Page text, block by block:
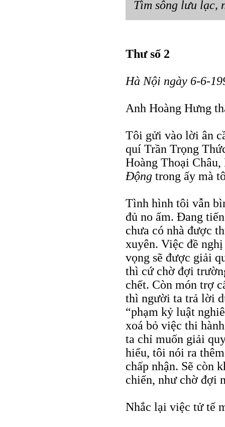
Tìm sông lưu lạc,
Thư số 2
Hà Nội ngày 6-6-
Anh Hoàng Hưng
Tôi gửi vào lời ân
quí Trần Trọng
Hoàng Thoại
Động trong ấy mà
Tình hình tôi vẫn
đủ no ấm. Đang
chưa có nhà được
xuyên. Việc đề
vọng sẽ được giải
thì cứ chờ đợi
chết. Còn món trợ
thì người ta trả lời
“phạm kỷ luật
xoá bỏ việc thi
ta chỉ muốn giải
hiểu, tôi nói ra
chấp nhận. Sẽ còn
chiến, như chờ đợi
Nhắc lại việc tử tế